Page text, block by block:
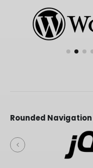
Rounded Navigation